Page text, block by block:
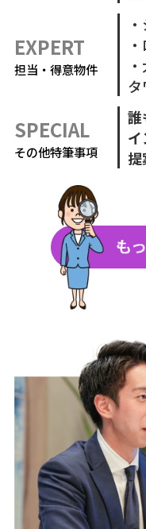
EXPERT
担当・得意物件
タ
SPECIAL
その他特筆事項
誰
提